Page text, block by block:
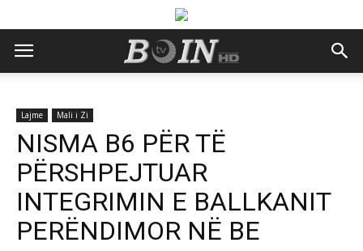
Lajme Mali i Zi
NISMA B6 PËR TË
PËRSHPEJTUAR
INTEGRIMIN E BALLKANIT
PERËNDIMOR NË BE